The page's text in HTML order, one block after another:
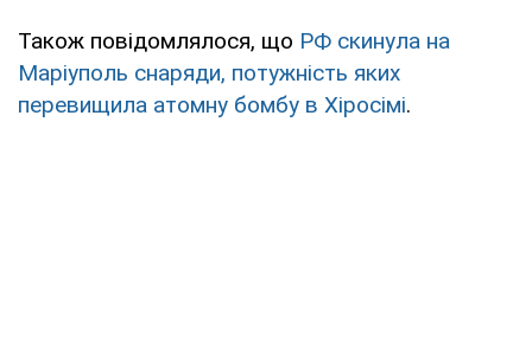
Також повідомлялося, що РФ скинула на
Маріуполь снаряди, потужність яких
перевищила атомну бомбу в Хіросімі.